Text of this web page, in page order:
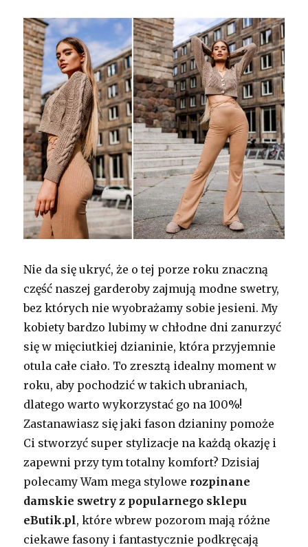
Nie da się ukryć, że o tej porze roku znaczną
część naszej garderoby zajmują modne swetry,
bez których nie wyobrażamy sobie jesieni. My
kobiety bardzo lubimy w chłodne dni zanurzyć
się w mięciutkiej dzianinie, która przyjemnie
otula całe ciało. To zresztą idealny moment w
roku, aby pochodzić w takich ubraniach,
dlatego warto wykorzystać go na 100%!
Zastanawiasz się jaki fason dzianiny pomoże
Ci stworzyć super stylizacje na każdą okazję i
zapewni przy tym totalny komfort? Dzisiaj
polecamy Wam mega stylowe rozpinane
damskie swetry z popularnego sklepu
eButik.pl, które wbrew pozorom mają różne
ciekawe fasony i fantastycznie podkręcają